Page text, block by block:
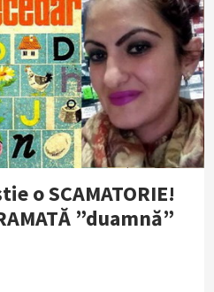
o SCAMATORIE!
”duamnă”